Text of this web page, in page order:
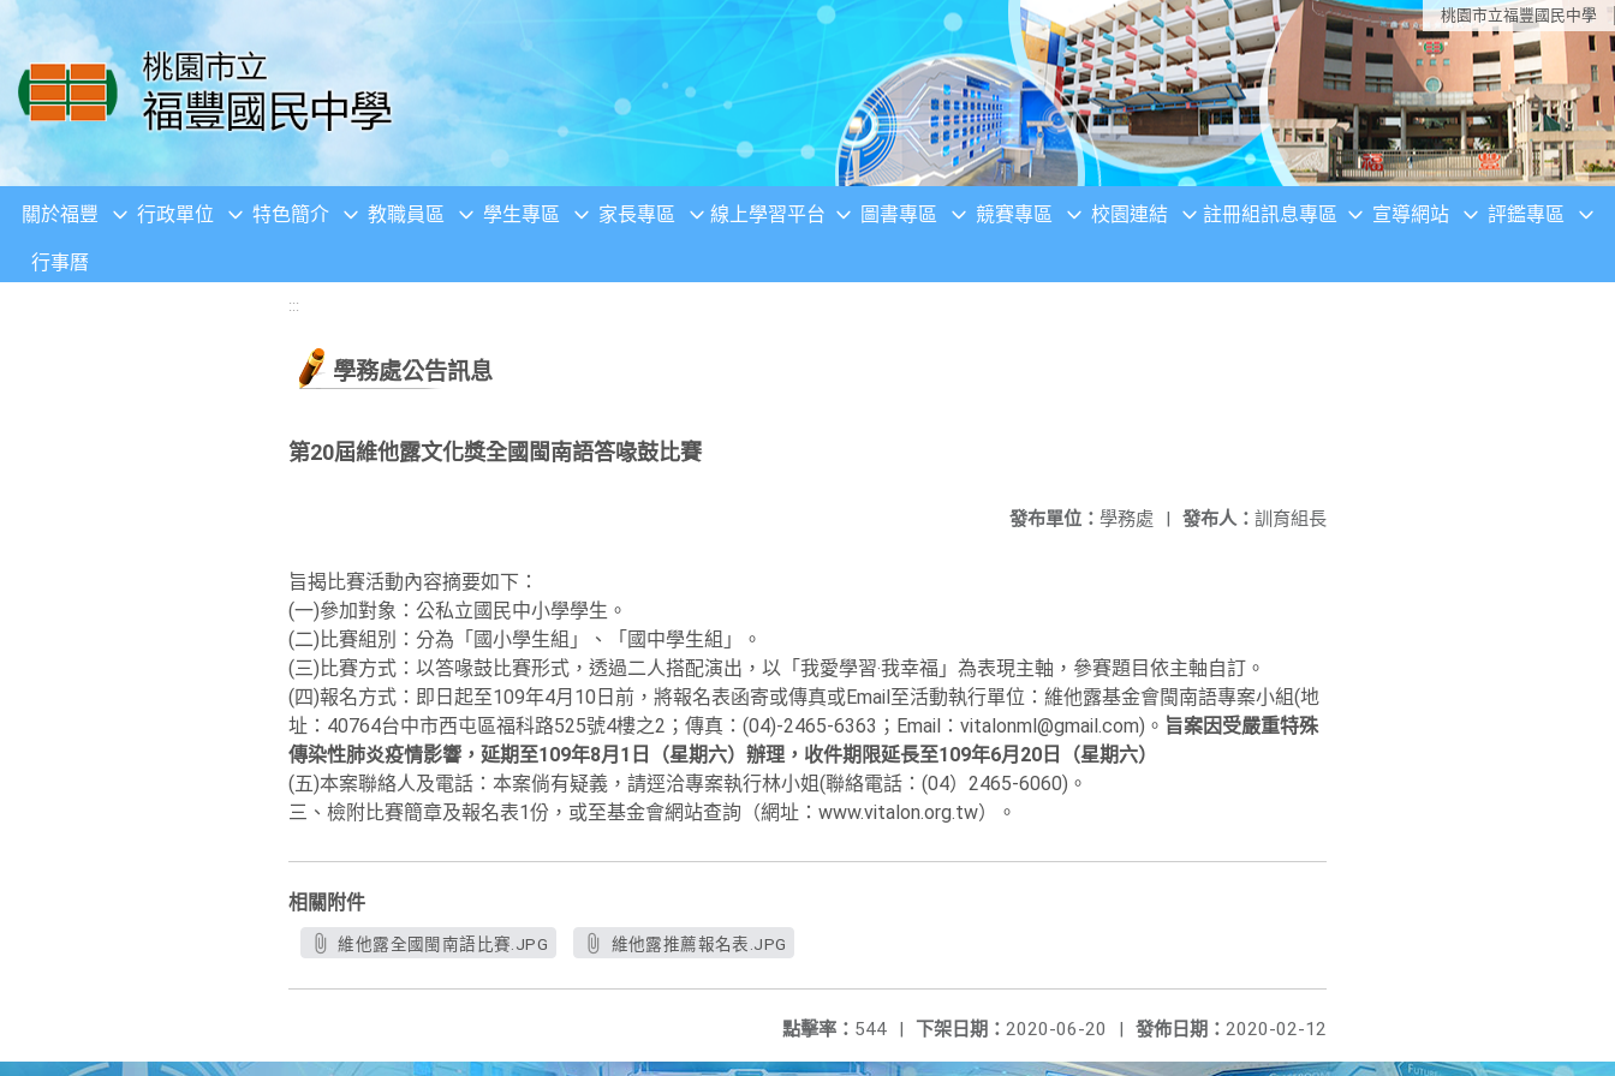
移至網頁之主要內容區位置 桃園市立福豐國民中學
關於福豐 行政單位 特色簡介 教職員區 學生專區 家長專區 線上學習平台 圖書專區 競賽專區 校園連結 註冊組訊息專區 宣導網站 評鑑專區
行事曆
:::
學務處公告訊息
第20屆維他露文化獎全國閩南語答喙鼓比賽
發布人： 訓育組長
發布單位： 學務處 |
旨揭比賽活動內容摘要如下：
(一)參加對象：公私立國民中小學學生。
(二)比賽組別：分為「國小學生組」、「國中學生組」。
(三)比賽方式：以答喙鼓比賽形式，透過二人搭配演出，以「我愛學習‧我幸福」為表現主軸，參賽題目依主軸自訂。
(四)報名方式：即日起至109年4月10日前，將報名表函寄或傳真或Email至活動執行單位：維他露基金會閩南語專案小組(地
址：40764台中市西屯區福科路525號4樓之2；傳真：(04)-2465-6363；Email：vitalonml@gmail.com)。 旨案因受嚴重特殊
傳染性肺炎疫情影響，延期至109年8月1日（星期六）辦理，收件期限延長至109年6月20日（星期六）
(五)本案聯絡人及電話：本案倘有疑義，請逕洽專案執行林小姐(聯絡電話：(04）2465-6060)。
三、檢附比賽簡章及報名表1份，或至基金會網站查詢（網址：www.vitalon.org.tw）。
相關附件
維他露全國閩南語比賽.JPG 維他露推薦報名表.JPG
發佈日期： 2020-02-12
下架日期： 2020-06-20 |
點擊率： 544 |